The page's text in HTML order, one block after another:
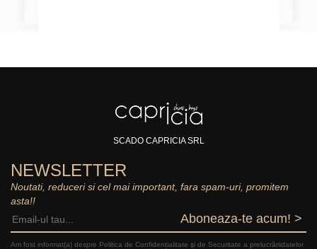
SCADO CAPRICIA SRL
NEWSLETTER
Noutati, reduceri si cel mai important, fara spam-uri, promitem
asta!!
Aboneaza-te acum! >
Am fost informat(a) despre Politica de Confidențialitate şi de Securitate a prelucrăriidatelor